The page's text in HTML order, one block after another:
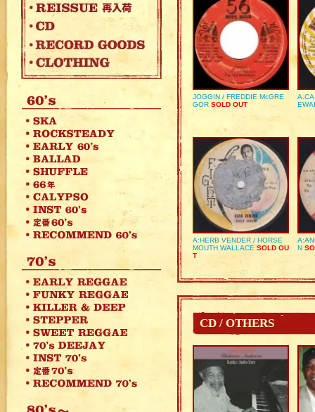
JOGGIN / FREDDIE McGRE
GOR SOLD OUT
A:HERB VENDER / HORSE
MOUTH WALLACE SOLD OU
T
N
CD / OTHERS